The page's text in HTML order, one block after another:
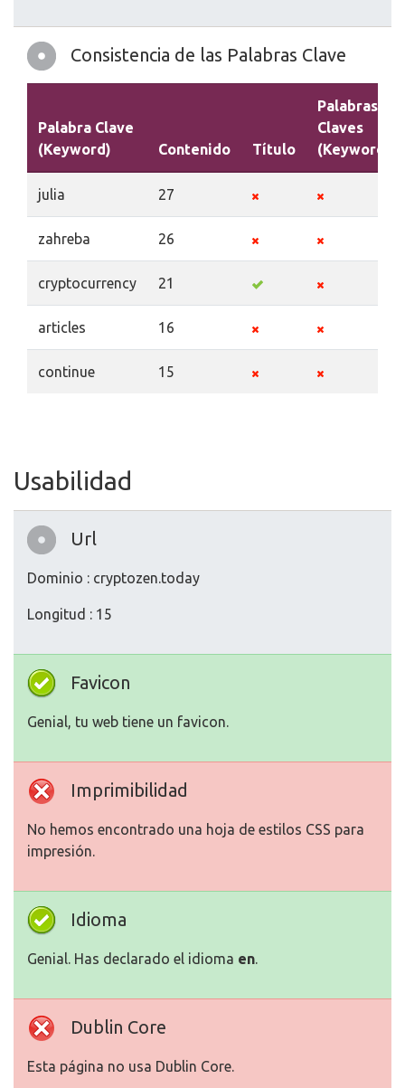
Consistencia de las Palabras Clave
Palabra Clave
(Keyword)
Contenido Título
Palabras
Claves
(Keywords)
julia 27
zahreba 26
cryptocurrency 21
articles 16
continue 15
Usabilidad
Url
Dominio : cryptozen.today
Longitud : 15
Favicon
Genial, tu web tiene un favicon.
Imprimibilidad
No hemos encontrado una hoja de estilos CSS para
impresión.
Idioma
Genial. Has declarado el idioma en.
Dublin Core
Esta página no usa Dublin Core.